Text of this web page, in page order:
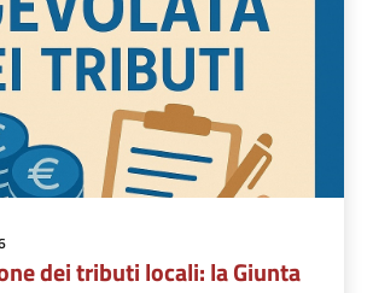
dei tributi locali: la Giunta